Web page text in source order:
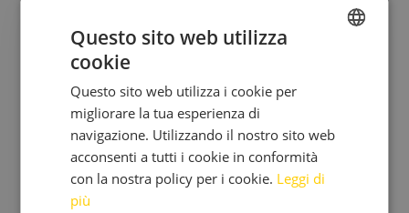
Fantascienza o Realtà? Come la
UKRAINIAN
ITALIAN
Questo sito web utilizza
cookie
Questo sito web utilizza i cookie per
migliorare la tua esperienza di
navigazione. Utilizzando il nostro sito web
acconsenti a tutti i cookie in conformità
con la nostra policy per i cookie. Leggi di
più